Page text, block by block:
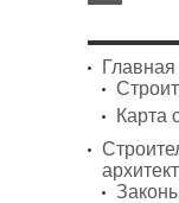
Главная
Карта